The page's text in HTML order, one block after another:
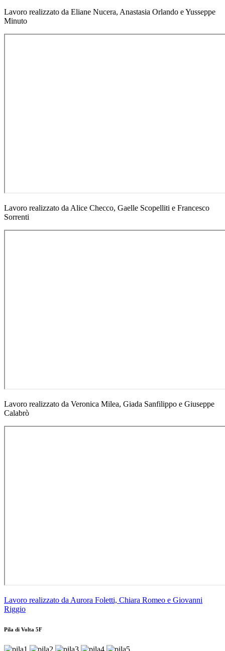
Lavoro realizzato da Eliane Nucera, Anastasia Orlando e Yusseppe
Minuto
Lavoro realizzato da Alice Checco, Gaelle Scopelliti e Francesco
Sorrenti
Lavoro realizzato da Veronica Milea, Giada Sanfilippo e Giuseppe
Calabrò
Lavoro realizzato da Aurora Foletti, Chiara Romeo e Giovanni
Riggio
Pila di Volta 5F